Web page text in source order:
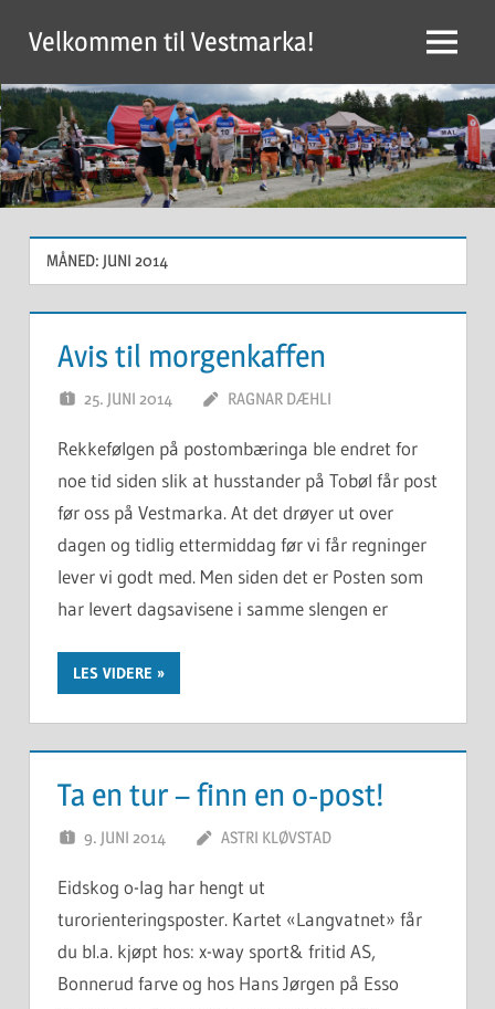
content
Velkommen til Vestmarka! Menu
MÅNED: JUNI 2014
Avis til morgenkaffen
25. JUNI 2014 RAGNAR DÆHLI
Rekkefølgen på postombæringa ble endret for
noe tid siden slik at husstander på Tobøl får post
før oss på Vestmarka. At det drøyer ut over
dagen og tidlig ettermiddag før vi får regninger
lever vi godt med. Men siden det er Posten som
har levert dagsavisene i samme slengen er
LES VIDERE
Ta en tur – finn en o-post!
9. JUNI 2014 ASTRI KLØVSTAD
Eidskog o-lag har hengt ut
turorienteringsposter. Kartet «Langvatnet» får
du bl.a. kjøpt hos: x-way sport& fritid AS,
Bonnerud farve og hos Hans Jørgen på Esso